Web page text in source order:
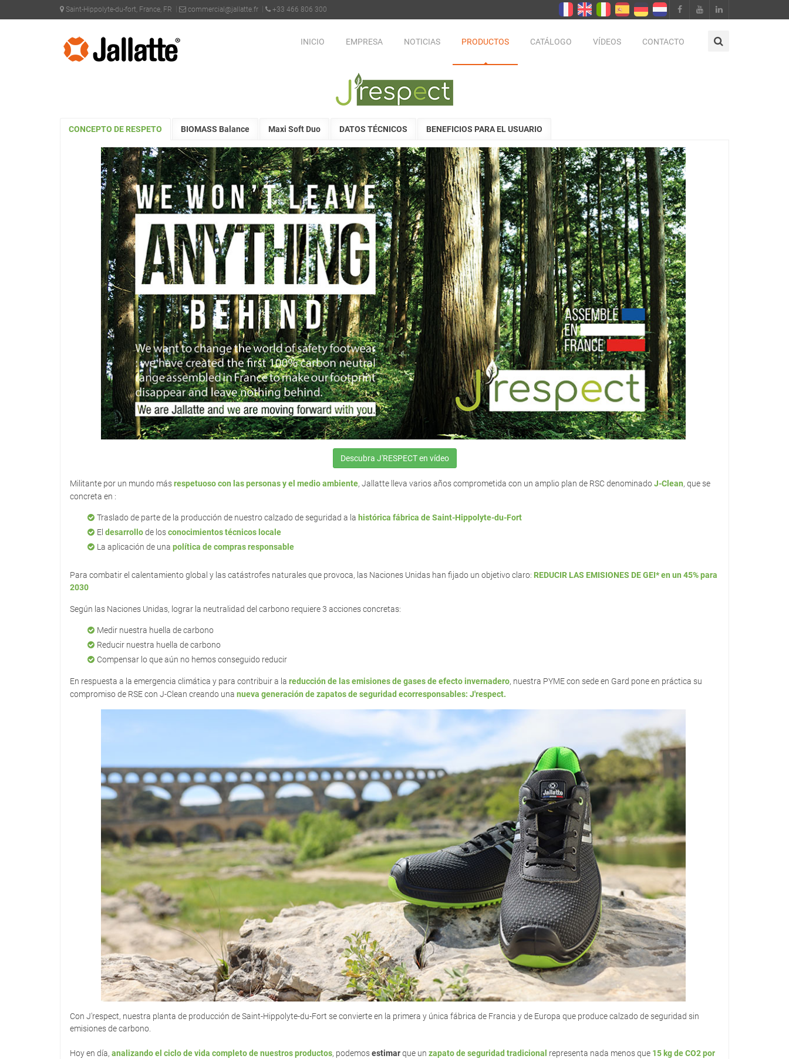
Saint-Hippolyte-du-fort, France, FR commercial@jallatte.fr +33 466 806 300
INICIO EMPRESA NOTICIAS PRODUCTOS CATÁLOGO VÍDEOS CONTACTO
PRODUCTOS >TECNOLOGÍAS >
CONCEPTO DE RESPETO BIOMASS Balance Maxi Soft Duo DATOS TÉCNICOS BENEFICIOS PARA EL USUARIO
Descubra J'RESPECT en vídeo
Militante por un mundo másrespetuoso con las personas y el medio ambiente, Jallatte lleva varios años comprometida con un amplio plan de RSC denominadoJ-Clean, que se
concreta en :
Traslado de parte de la producción de nuestro calzado de seguridad a la histórica fábrica de Saint-Hippolyte-du-Fort
El desarrollode losconocimientos técnicos locale
La aplicación de una política de compras responsable
Para combatir el calentamiento global y las catástrofes naturales que provoca, las Naciones Unidas han fijado un objetivo claro: REDUCIR LAS EMISIONES DE GEI* en un 45% para
2030
Según las Naciones Unidas, lograr la neutralidad del carbono requiere 3 acciones concretas:
Medir nuestra huella de carbono
Reducir nuestra huella de carbono
Compensar lo que aún no hemos conseguido reducir
En respuesta a la emergencia climática y para contribuir a la reducción de las emisiones de gases de efecto invernadero, nuestra PYME con sede en Gard pone en práctica su
compromiso de RSE con J-Clean creando una nueva generación de zapatos de seguridad ecorresponsables: J'respect.
Con J'respect, nuestra planta de producción de Saint-Hippolyte-du-Fort se convierte en la primera y única fábrica de Francia y de Europa que produce calzado de seguridad sin
emisiones de carbono.
Hoy en día, analizando el ciclo de vida completo de nuestros productos, podemosestimarque un zapato de seguridad tradicional representa nada menos que 15 kg de CO2 por